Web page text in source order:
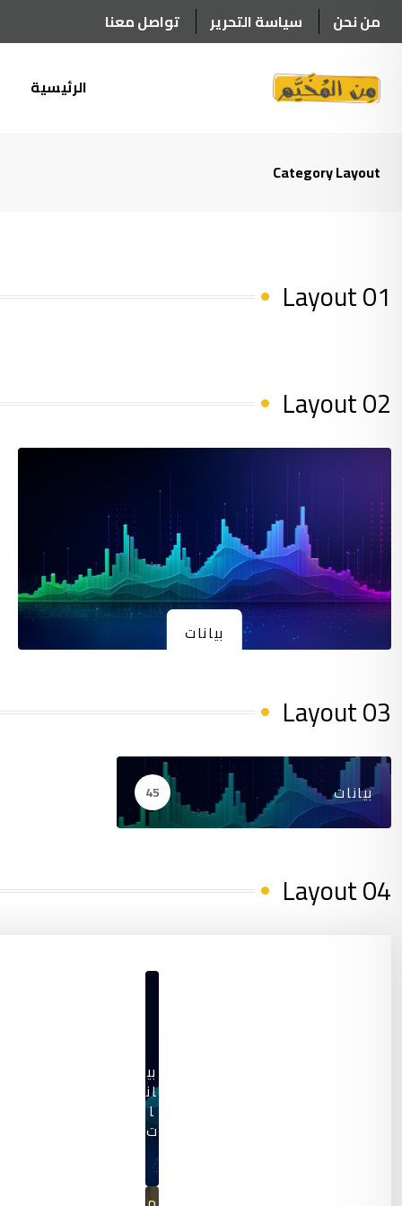
من نحن سياسة التحرير تواصل معنا
الرئيسية
Category Layout
Layout 01
Layout 02
بيانات
Layout 03
بيانات 45
Layout 04
بي
ان
ا
ت